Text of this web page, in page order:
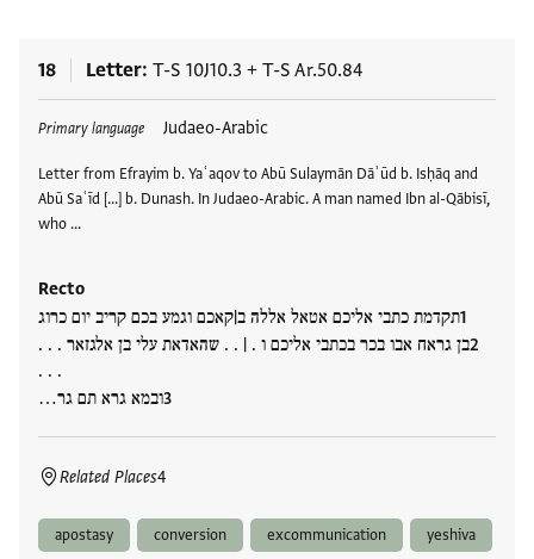
18 Letter T-S 10J10.3 + T-S Ar.50.84
Primary language Judaeo-Arabic
Letter from Efrayim b. Yaʿaqov to Abū Sulaymān Dāʾūd b. Isḥāq and
Abū Saʿīd [...] b. Dunash. In Judaeo-Arabic. A man named Ibn al-Qābisī,
who …
Recto
תקדמת כתבי אליכם אטאל אללה ב|קאכם וגמע בכם קריב יום כרוג
בן גראח אבו בכר בכתבי אליכם ו . | . . שהאדאת עלי בן אלגזאר . . .
. . .
ובמא גרא תם גר…
Related Places4
Tags
apostasy conversion excommunication yeshiva